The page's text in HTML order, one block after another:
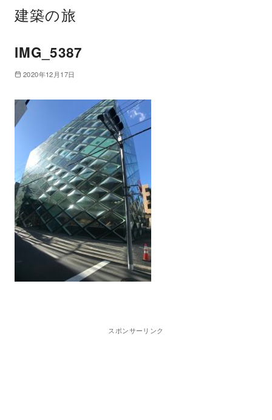
建築の旅
IMG_5387
2020年12月17日
スポンサーリンク